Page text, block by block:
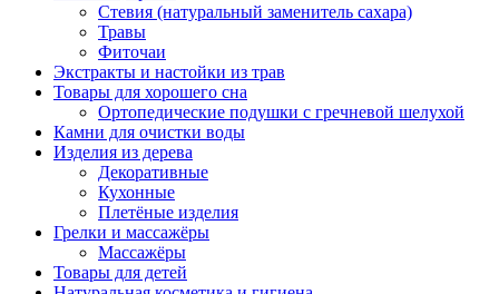
Стевия (натуральный заменитель сахара)
Травы
Фиточаи
Экстракты и настойки из трав
Товары для хорошего сна
Ортопедические подушки с гречневой шелухой
Камни для очистки воды
Изделия из дерева
Декоративные
Кухонные
Плетёные изделия
Грелки и массажёры
Массажёры
Товары для детей